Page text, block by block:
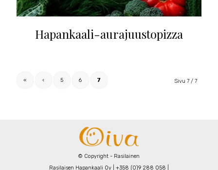
Hapankaali-aurajuustopizza
Sivu 7 / 7
« ‹ 5 6 7
© Copyright - Rasilainen
Rasilaisen Hapankaali Oy | +358 (0)9 288 058 |